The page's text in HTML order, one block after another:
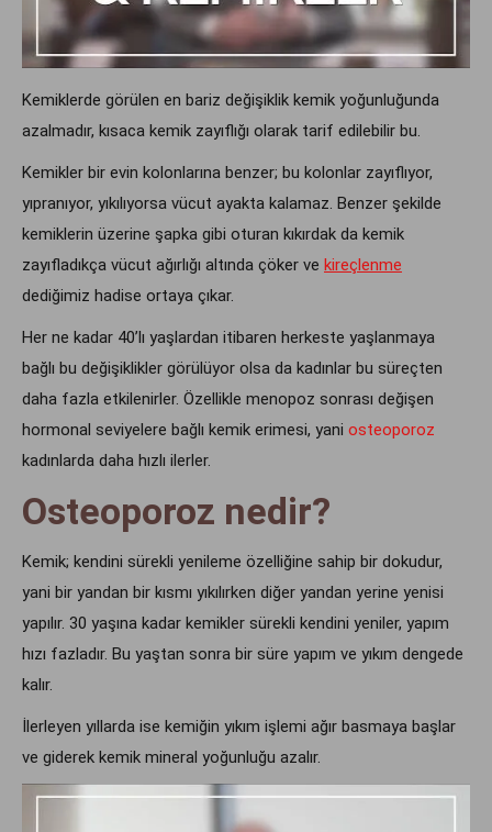
Kemiklerde görülen en bariz değişiklik kemik yoğunluğunda
azalmadır, kısaca kemik zayıflığı olarak tarif edilebilir bu.
Kemikler bir evin kolonlarına benzer; bu kolonlar zayıflıyor,
yıpranıyor, yıkılıyorsa vücut ayakta kalamaz. Benzer şekilde
kemiklerin üzerine şapka gibi oturan kıkırdak da kemik
zayıfladıkça vücut ağırlığı altında çöker ve kireçlenme
dediğimiz hadise ortaya çıkar.
Her ne kadar 40’lı yaşlardan itibaren herkeste yaşlanmaya
bağlı bu değişiklikler görülüyor olsa da kadınlar bu süreçten
daha fazla etkilenirler. Özellikle menopoz sonrası değişen
hormonal seviyelere bağlı kemik erimesi, yani osteoporoz
kadınlarda daha hızlı ilerler.
Osteoporoz nedir?
Kemik; kendini sürekli yenileme özelliğine sahip bir dokudur,
yani bir yandan bir kısmı yıkılırken diğer yandan yerine yenisi
yapılır. 30 yaşına kadar kemikler sürekli kendini yeniler, yapım
hızı fazladır. Bu yaştan sonra bir süre yapım ve yıkım dengede
kalır.
İlerleyen yıllarda ise kemiğin yıkım işlemi ağır basmaya başlar
ve giderek kemik mineral yoğunluğu azalır.